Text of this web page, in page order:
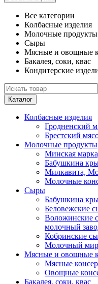
Все категории
Колбасные изделия
Молочные продукты
Сыры
Мясные и овощные
Бакалея, соки, квас
Кондитерские
Каталог
Колбасные изделия
Гродненский
Брестский
Молочные продукты
Минская
Бабушкина
Милкавита,
Молочные
Сыры
Бабушкина
Беловежские
Воложинские
молочный
Кобринские
Молочный мир
Мясные и овощные
Мясные
Овощные
Бакалея, соки, квас